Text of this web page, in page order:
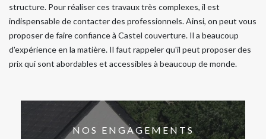
structure. Pour réaliser ces travaux très complexes, il est
indispensable de contacter des professionnels. Ainsi, on peut vous
proposer de faire confiance à Castel couverture. Il a beaucoup
d'expérience en la matière. Il faut rappeler qu'il peut proposer des
prix qui sont abordables et accessibles à beaucoup de monde.
NOS ENGAGEMENTS